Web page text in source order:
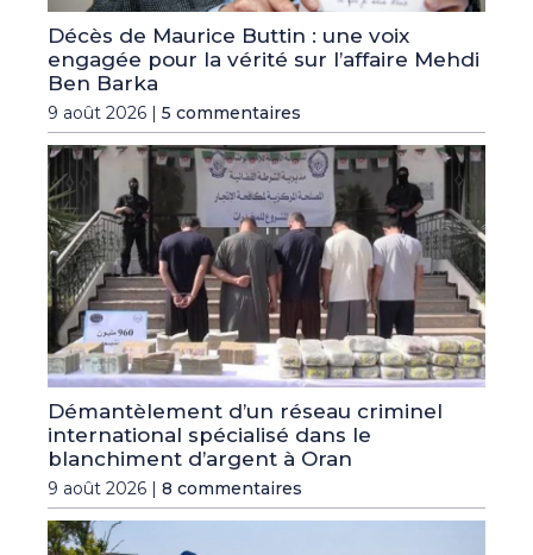
Décès de Maurice Buttin : une voix
engagée pour la vérité sur l’affaire Mehdi
Ben Barka
9 août 2026 | 5 commentaires
Démantèlement d’un réseau criminel
international spécialisé dans le
blanchiment d’argent à Oran
9 août 2026 | 8 commentaires